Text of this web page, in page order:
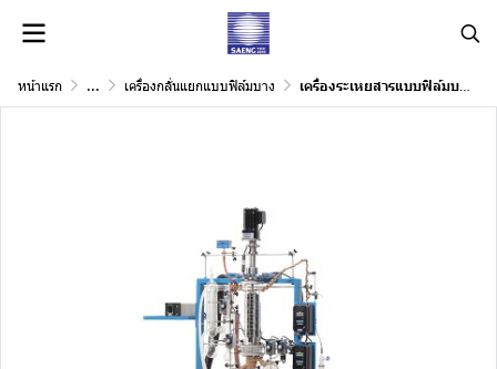
หน้าแรก ... เครื่องกลั่นแยกแบบฟิล์มบาง เครื่องระเหยสารแบบฟิล์มบาง แบบแก้ว Wiped-Film Evaporators (WFE) (Glass)